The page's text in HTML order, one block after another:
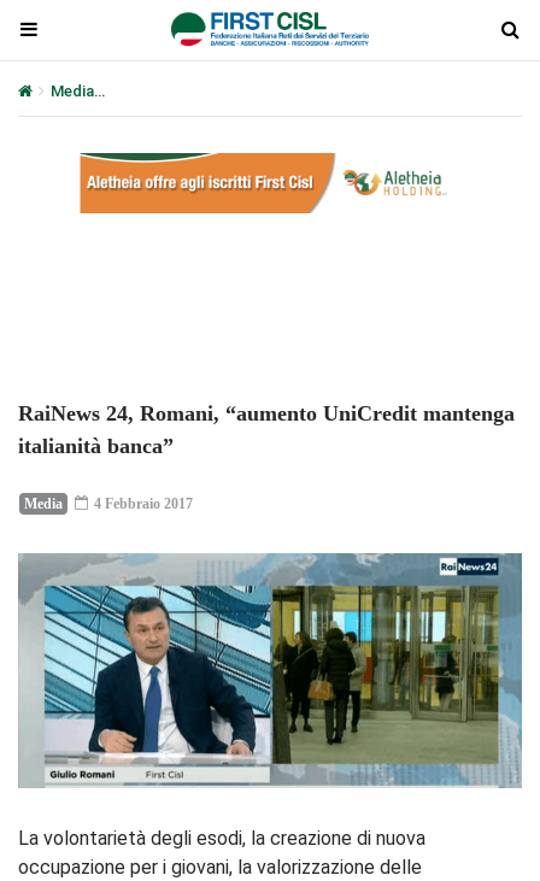
Media
RaiNews 24, Romani, “aumento UniCredit mantenga
italianità banca”
Media 4 Febbraio 2017
La volontarietà degli esodi, la creazione di nuova
occupazione per i giovani, la valorizzazione delle